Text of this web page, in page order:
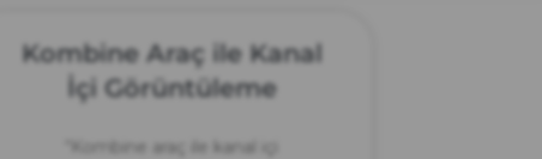
Kombine Araç ile Kanal
İçi Görüntüleme
“Kombine araç ile kanal içi